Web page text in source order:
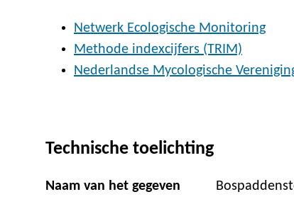
Netwerk Ecologische Monitoring
Methode indexcijfers (TRIM)
Nederlandse Mycologische
Technische toelichting
Naam van het gegeven